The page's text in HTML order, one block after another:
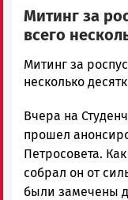
Митинг за
всего
admintimur
Новости
и
Карелии
|
Петрозаводск
ГОВОРИТ
Митинг за
несколько
Вчера на
прошел
Петросовета.
собрал он от
были замечены